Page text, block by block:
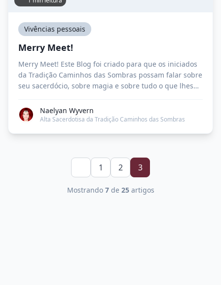
Vivências pessoais
Merry Meet!
Merry Meet! Este Blog foi criado para que os iniciados
da Tradição Caminhos das Sombras possam falar sobre
seu sacerdócio, sobre magia e sobre tudo o que lhes
nossas rotinas mágicas, nossa forma de celebrar os
Deuses e curtir a vida como bruxos.
Naelyan Wyvern
Alta Sacerdotisa da Tradição Caminhos das Sombras
1 2 3
Mostrando 7de 25artigos